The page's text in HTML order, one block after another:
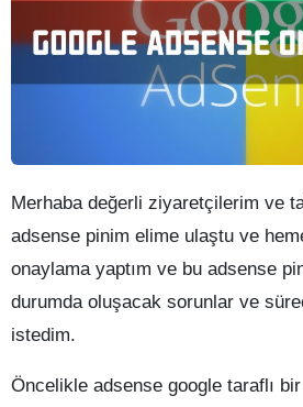
Merhaba değerli ziyaretçilerim ve
adsense pinim elime ulaştu ve
onaylama yaptım ve bu adsense
durumda oluşacak sorunlar ve
istedim.
Öncelikle adsense google taraflı